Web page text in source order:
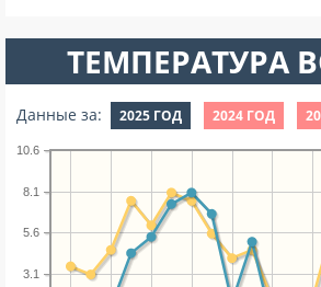
ТЕМПЕРАТУРА
Данные за: 2025 ГОД 2024 ГОД
3.1
5.6
8.1
10.6